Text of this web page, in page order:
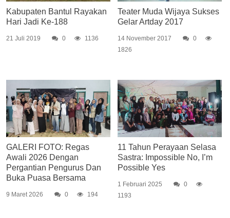
Kabupaten Bantul Rayakan
Hari Jadi Ke-188
21 Juli 2019 0 1136
Teater Muda Wijaya Sukses
Gelar Artday 2017
14 November 2017
0
1826
GALERI FOTO: Regas
Awali 2026 Dengan
Pergantian Pengurus Dan
Buka Puasa Bersama
9 Maret 2026 0 194
11 Tahun Perayaan Selasa
Sastra: Impossible No, I’m
Possible Yes
1 Februari 2025
0
1193